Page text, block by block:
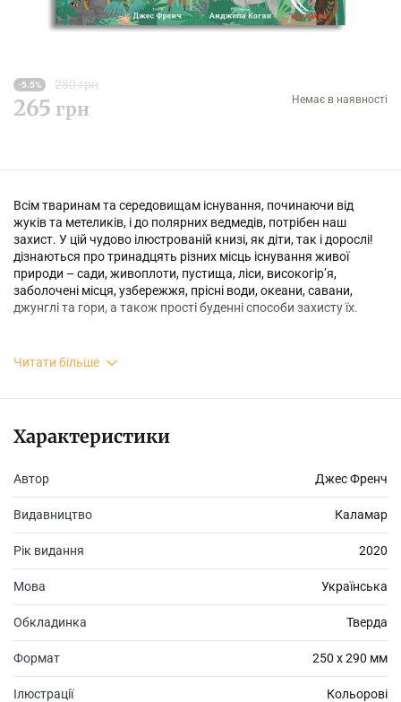
-5.5% 280 грн
265 грн Немає в наявності
Всім тваринам та середовищам існування, починаючи від
жуків та метеликів, і до полярних ведмедів, потрібен наш
захист. У цій чудово ілюстрованій книзі, як діти, так і дорослі!
дізнаються про тринадцять різних місць існування живої
природи – сади, живоплоти, пустища, ліси, високогір’я,
заболочені місця, узбережжя, прісні води, океани, савани,
джунглі та гори, а також прості буденні способи захисту їх.
житті, можна досягти значного прориву в охороні
навколишнього середовища.
Читати більше
Характеристики
Автор Джес Френч
Видавництво Каламар
Рік видання 2020
Мова Українська
Обкладинка Тверда
Формат 250 х 290 мм
Ілюстрації Кольорові